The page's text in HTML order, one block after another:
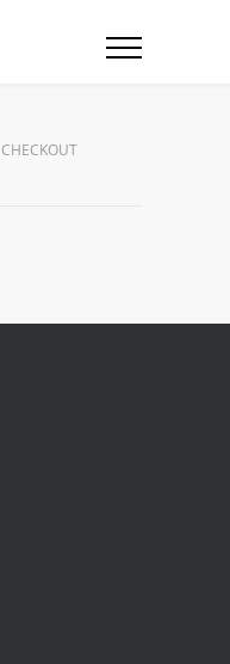
CHECKOUT